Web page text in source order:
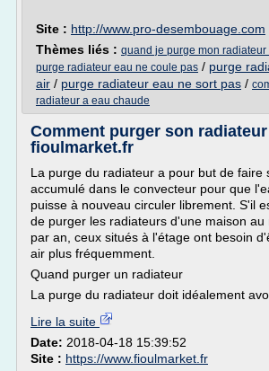
Site : http://www.pro-desembouage.com
Thèmes liés : quand je purge mon
purge radiateur eau ne coule pas / purge
air / purge radiateur eau ne sort pas /
radiateur a eau chaude
Comment purger son radiateur
fioulmarket.fr
La purge du radiateur a pour but de faire
accumulé dans le convecteur pour que
puisse à nouveau circuler librement. S'il
de purger les radiateurs d'une maison au
par an, ceux situés à l'étage ont besoin
air plus fréquemment.
Quand purger un radiateur
La purge du radiateur doit idéalement
Lire la suite
Date: 2018-04-18 15:39:52
Site : https://www.fioulmarket.fr